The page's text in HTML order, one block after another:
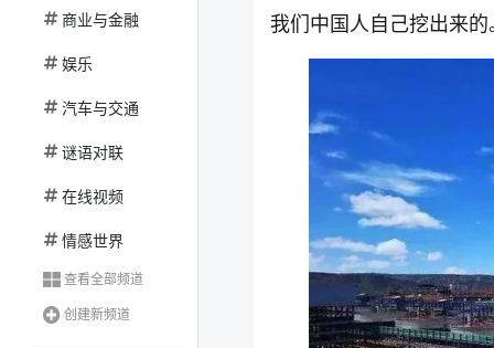
商业与金融
娱乐
汽车与交通
谜语对联
在线视频
情感世界
查看全部频道
创建新频道
我们中国人自己挖出来的